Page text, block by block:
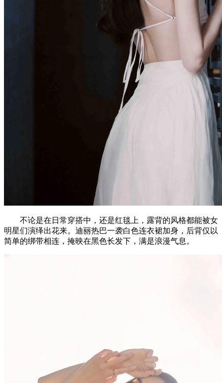
不论是在日常穿搭中，还是红毯上，露背的风格都能被女
明星们演绎出花来。迪丽热巴一袭白色连衣裙加身，后背仅以
简单的绑带相连，掩映在黑色长发下，满是浪漫气息。